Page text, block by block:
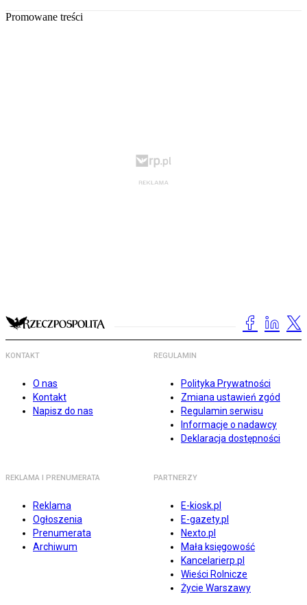
Promowane treści
KONTAKT
O nas
Kontakt
Napisz do nas
REGULAMIN
Polityka Prywatności
Zmiana ustawień zgód
Regulamin serwisu
Informacje o nadawcy
Deklaracja dostępności
REKLAMA I PRENUMERATA
Reklama
Ogłoszenia
Prenumerata
Archiwum
PARTNERZY
E-kiosk.pl
E-gazety.pl
Nexto.pl
Mała księgowość
Kancelarierp.pl
Wieści Rolnicze
Życie Warszawy